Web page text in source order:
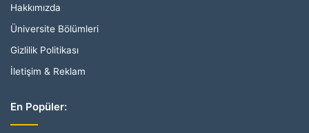
Hakkımızda
Üniversite Bölümleri
Gizlilik Politikası
İletişim & Reklam
En Popüler: